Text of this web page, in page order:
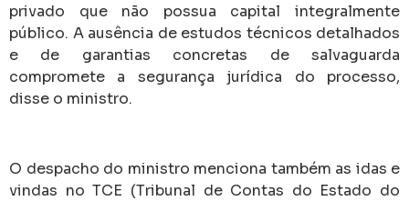
privado que não possua capital integralmente
público. A ausência de estudos técnicos detalhados
e de garantias concretas de salvaguarda
compromete a segurança jurídica do processo,
disse o ministro.
O despacho do ministro menciona também as idas e
vindas no TCE (Tribunal de Contas do Estado do